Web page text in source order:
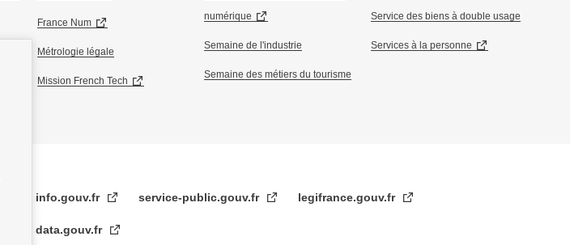
France Num
Métrologie légale
Mission French Tech
numérique
Semaine de l'industrie
Semaine des métiers du tourisme
Service des biens à double usage
Services à la personne
info.gouv.fr service-public.gouv.fr legifrance.gouv.fr
data.gouv.fr